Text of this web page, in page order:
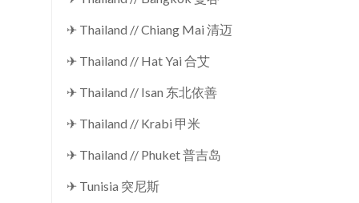
✈ Thailand // Chiang Mai 清迈
✈ Thailand // Hat Yai 合艾
✈ Thailand // Isan 东北依善
✈ Thailand // Krabi 甲米
✈ Thailand // Phuket 普吉岛
✈ Tunisia 突尼斯